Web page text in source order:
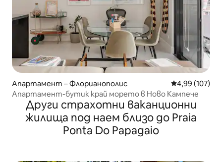
Апартамент – Флорианополис Средна
4,99 (107)
Апартамент-бутик край морето в Ново Кампече
Други страхотни ваканционни
жилища под наем близо до Praia
Ponta Do Papagaio